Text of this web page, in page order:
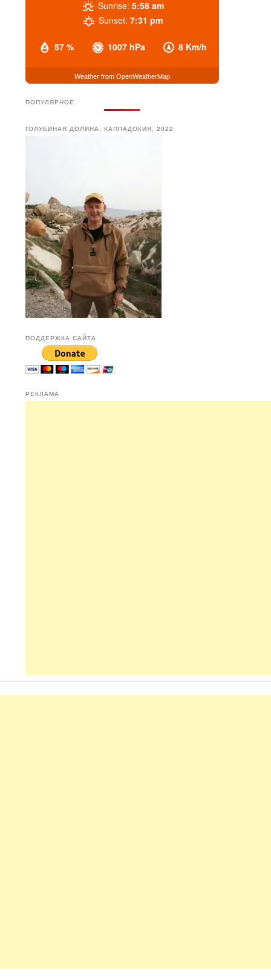
57 % 1007 hPa 8 Km/h
Sunrise: 5:58 am
Sunset: 7:31 pm
Weather from OpenWeatherMap
ПОПУЛЯРНОЕ
ГОЛУБИНАЯ ДОЛИНА, КАППАДОКИЯ, 2022
ПОДДЕРЖКА САЙТА
РЕКЛАМА